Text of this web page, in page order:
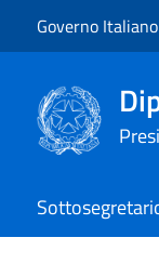
Governo Italiano